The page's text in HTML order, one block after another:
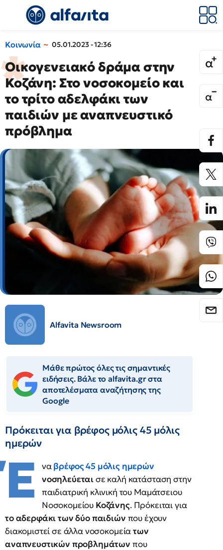
Κοινωνία 05.01.2023 - 12:36
Οικογενειακό δράμα στην
Κοζάνη: Στο νοσοκομείο και
το τρίτο αδελφάκι των
παιδιών με αναπνευστικό
πρόβλημα
Alfavita Newsroom
Μάθε πρώτος όλες τις σημαντικές
ειδήσεις. Βάλε το alfavita.gr στα
αποτελέσματα αναζήτησης της
Google
Πρόκειται για βρέφος μόλις 45 μόλις
ημερών
Έ ναβρέφος 45 μόλις ημερών
νοσηλεύεταισε καλή κατάσταση στην
παιδιατρική κλινική του Μαμάτσειου
Νοσοκομείου Κοζάνης. Πρόκειται για
το αδερφάκι των δύο παιδιών που έχουν
διακομιστεί σε άλλα νοσοκομείατων
αναπνευστικών προβλημάτων που